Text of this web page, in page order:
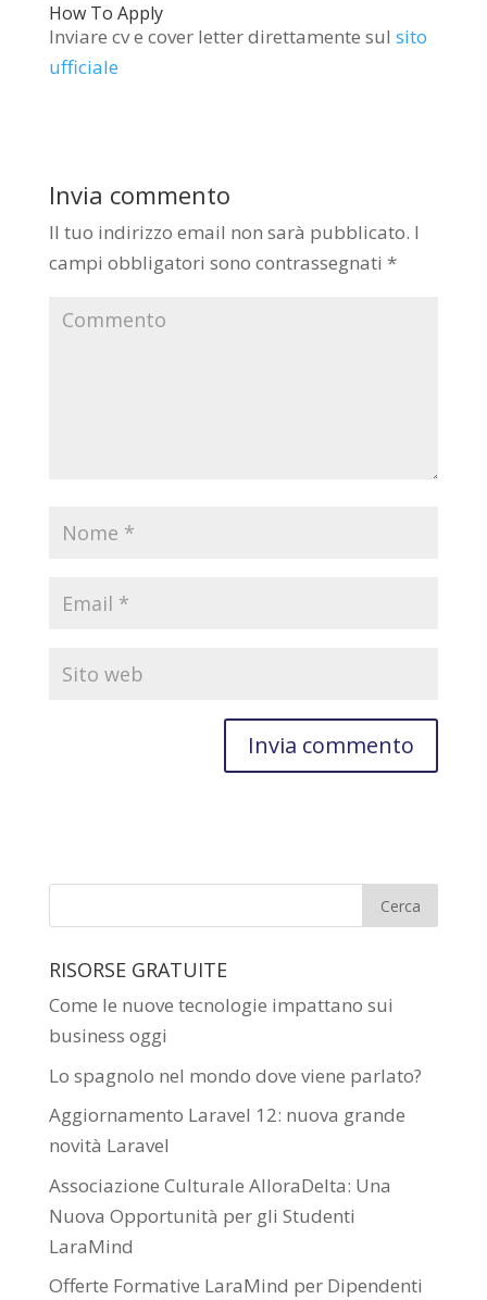
How To Apply
Inviare cv e cover letter direttamente sul sito
ufficiale
Invia commento
Il tuo indirizzo email non sarà pubblicato. I
campi obbligatori sono contrassegnati *
RISORSE GRATUITE
Come le nuove tecnologie impattano sui
business oggi
Lo spagnolo nel mondo dove viene parlato?
Aggiornamento Laravel 12: nuova grande
novità Laravel
Associazione Culturale AlloraDelta: Una
Nuova Opportunità per gli Studenti
LaraMind
Offerte Formative LaraMind per Dipendenti